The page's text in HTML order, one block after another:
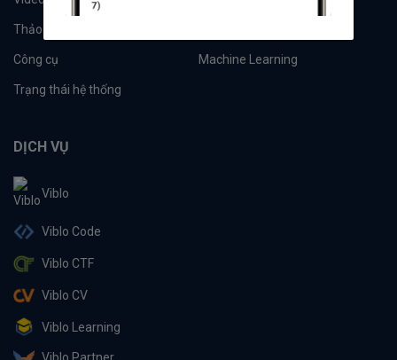
Thảo luận
Công cụ Machine Learning
Trạng thái hệ thống
DỊCH VỤ
Viblo
Viblo Code
Viblo CTF
Viblo CV
Viblo Learning